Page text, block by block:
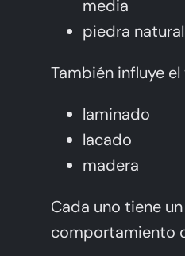
media
piedra
También influye
laminado
lacado
madera
Cada uno tiene
comportamiento